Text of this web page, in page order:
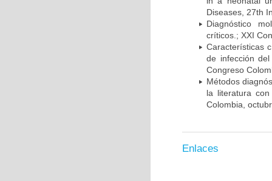
Diseases, 27th
Diagnóstico
críticos.; XXI
Características
de infección
Congreso
Métodos
la literatura
Colombia,
Enlaces